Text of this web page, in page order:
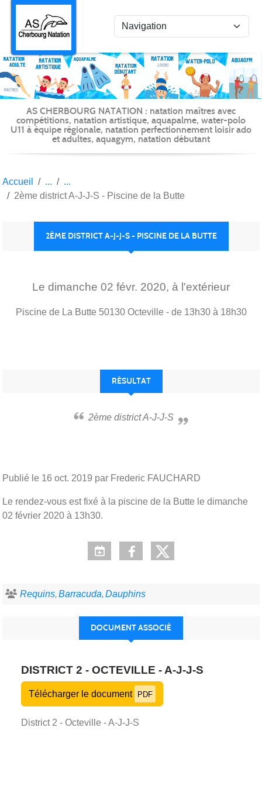
AS CHERBOURG NATATION : natation maîtres avec
compétitions, natation artistique, aquapalme, water-polo
U11 à équipe régionale, natation perfectionnement loisir ado
et adultes, aquagym, natation débutant
Accueil
2ème district A-J-J-S - Piscine de la Butte
2ÈME DISTRICT A-J-J-S - PISCINE DE LA BUTTE
Le dimanche 02 févr. 2020, à l'extérieur
Piscine de La Butte 50130 Octeville - de 13h30 à 18h30
RÉSULTAT
2ème district A-J-J-S
Publié le 16 oct. 2019 par Frederic FAUCHARD
Le rendez-vous est fixé à la piscine de la Butte le dimanche
02 février 2020 à 13h30.
Requins Barracuda Dauphins
DOCUMENT ASSOCIÉ
DISTRICT 2 - OCTEVILLE - A-J-J-S
Télécharger le document PDF
District 2 - Octeville - A-J-J-S
Panneau de gestion des cookies